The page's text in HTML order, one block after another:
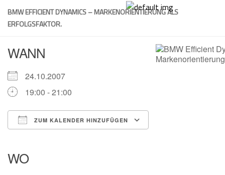
Skip
content
BMW EFFICIENT DYNAMICS – MARKENORIENTIERUNG ALS
ERFOLGSFAKTOR.
WANN
24.10.2007
19:00 - 21:00
ZUM KALENDER HINZUFÜGEN
WO